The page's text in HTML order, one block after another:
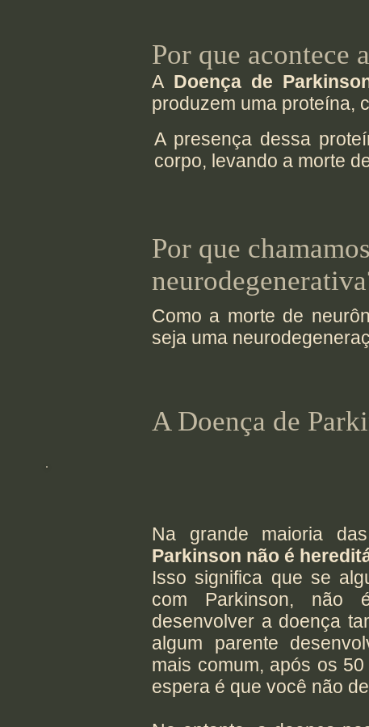
Por que acontece
A Doença de
produzem uma proteína,
A presença dessa
corpo, levando a morte
Por que
Como a morte de
seja uma
A Doença de
Na grande maioria
Parkinson não é
Isso significa que se
com Parkinson,
desenvolver a doença
algum parente
mais comum, após os
espera é que você não